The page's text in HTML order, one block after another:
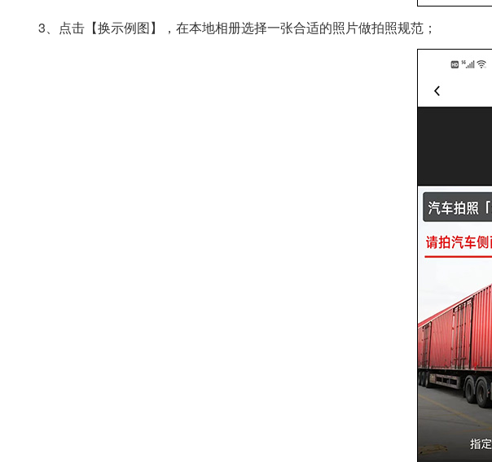
3、点击【换示例图】，在本地相册选择一张合适的照片做拍照规范；